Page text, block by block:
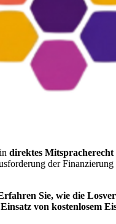
direktes Mitspracherecht
der
Sie, wie die
Einsatz von kostenlosem